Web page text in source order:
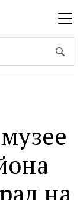
на